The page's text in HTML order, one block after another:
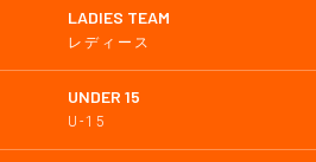
LADIES TEAM
レディース
UNDER 15
U-15